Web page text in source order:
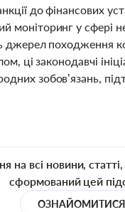
до фінансових
у сфері
джерел
ці законодавчі
зобов’язань,
всі новини,
сформований цей
ОЗНАЙОМИТИСЯ